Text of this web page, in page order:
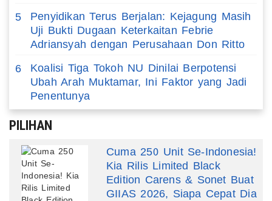
5
Penyidikan Terus Berjalan: Kejagung Masih
Uji Bukti Dugaan Keterkaitan Febrie
Adriansyah dengan Perusahaan Don Ritto
6
Koalisi Tiga Tokoh NU Dinilai Berpotensi
Ubah Arah Muktamar, Ini Faktor yang Jadi
Penentunya
PILIHAN
Cuma 250 Unit Se-Indonesia!
Kia Rilis Limited Black
Edition Carens & Sonet Buat
GIIAS 2026, Siapa Cepat Dia